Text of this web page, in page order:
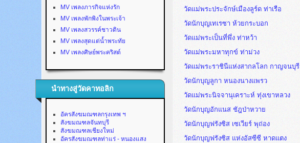
MV เพลงภารกิจแห่งรัก
MV เพลงพักพิงในพระเจ้า
MV เพลงสวรรค์ชาวดิน
MV เพลงสุดแต่น้ำพระทัย
MV เพลงศิษย์พระคริสต์
นำทางสู่วัดคาทอลิก
อัครสังฆมณฑลกรุงเทพ ฯ
สังฆมณฑลจันทบุรี
สังฆมณฑลเชียงใหม่
อัครสังฆมณฑลท่าแร่ - หนองแสง
วัดแม่พระประจักษ์เมืองลูร์ด ท่าเรือ
วัดนักบุญเทเรซา ห้วยกระบอก
วัดแม่พระเป็นที่พึ่ง ท่าหว้า
วัดแม่พระมหาทุกข์ ท่าม่วง
วัดแม่พระราชินีแห่งสากลโลก กาญจนบุรี
วัดนักบุญลูกา หนองนางแพรว
วัดแม่พระนิจจานุเคราะห์ ทุ่งเขาหลวง
วัดนักบุญอักแนส ชัฎป่าหวาย
วัดนักบุญฟรังซิส เซเวียร์ พุถ่อง
วัดนักบุญฟรังซิส แห่งอัสซีซี หาดแตง